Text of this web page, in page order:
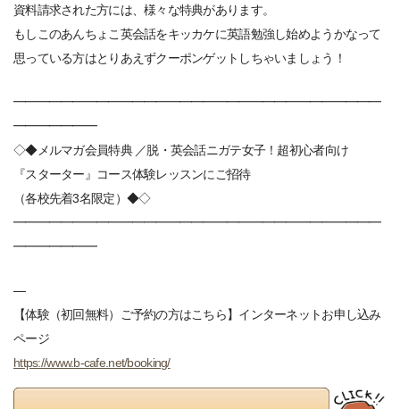
資料請求された方には、様々な特典があります。
もしこのあんちょこ英会話をキッカケに英語勉強し始めようかなって
思っている方はとりあえずクーポンゲットしちゃいましょう！
━━━━━━━━━━━━━━━━━━━━━━━━━━━━━━━
━━━━━━━
◇◆メルマガ会員特典 ／脱・英会話ニガテ女子！超初心者向け
『スターター』コース体験レッスンにご招待
（各校先着3名限定）◆◇
━━━━━━━━━━━━━━━━━━━━━━━━━━━━━━━
━━━━━━━
—
【体験（初回無料）ご予約の方はこちら】インターネットお申し込み
ページ
https://www.b-cafe.net/booking/